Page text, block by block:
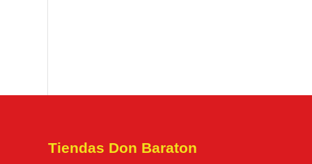
Tiendas Don Baraton